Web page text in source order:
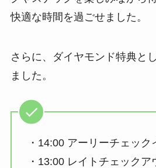
快適な時間を過ごせました。
さらに、ダイヤモンド特典と
ました。
・14:00 アーリーチェック
・13:00 レイトチェックア